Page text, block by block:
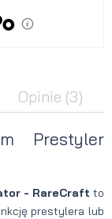
Opinie (3)
Prestyler
- RareCraft to
prestylera lub